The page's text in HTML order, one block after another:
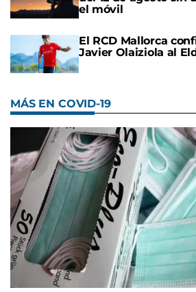
el móvil
El RCD Mallorca
Javier Olaiziola al
MÁS EN COVID-19